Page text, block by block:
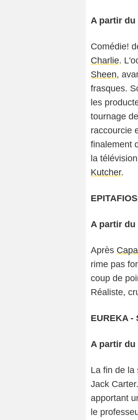
A partir du
Comédie!
Charlie.
Sheen,
frasques.
les
tournage
raccourcie
finalement
la
Kutcher.
A partir du
Après
rime pas
coup de
Réaliste,
EUREKA -
A partir du
La fin de la
Jack
apportant
le